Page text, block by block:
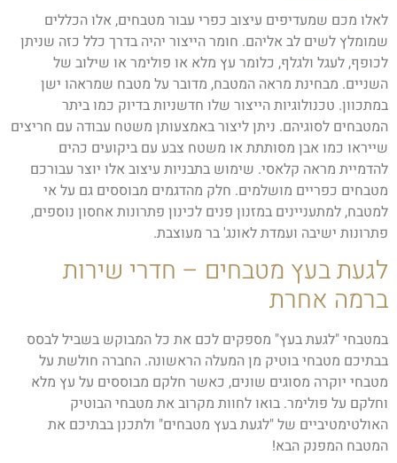
לאלו מכם שמעדיפים עיצוב כפרי עבור מטבחים, אלו הכללים
שמומלץ לשים לב אליהם. חומר הייצור יהיה בדרך כלל כזה שניתן
לכופף, לעגל ולגלף, כלומר עץ מלא או פולימר או שילוב של
השניים. מבחינת מראה המטבח, מדובר על מטבח שמראהו ישן
במתכוון. טכנולוגיות הייצור שלו חדשניות בדיוק כמו ביתר
המטבחים לסוגיהם. ניתן ליצור באמצעותן משטח עבודה עם חריצים
שייראו כמו אבן מסותתת או משטח צבע עם ביקועים כהים
להדמיית מראה קלאסי. שימוש בתבניות עיצוב אלו יוצר עבורכם
מטבחים כפריים מושלמים. חלק מהדגמים מבוססים גם על אי
למטבח, למתעניינים במזנון פנים לכינון פתרונות אחסון נוספים,
פתרונות ישיבה ועמדת לאונג' בר מעוצבת.
לגעת בעץ מטבחים – חדרי שירות
ברמה אחרת
במטבחי "לגעת בעץ" מספקים לכם את כל המבוקש בשביל לבסס
בבתיכם מטבחי בוטיק מן המעלה הראשונה. החברה חולשת על
מטבחי יוקרה מסוגים שונים, כאשר חלקם מבוססים על עץ מלא
וחלקם על פולימר. בואו לחוות מקרוב את מטבחי הבוטיק
האולטימטיביים של "לגעת בעץ מטבחים" ולתכנן בבתיכם את
המטבח המפנק הבא!